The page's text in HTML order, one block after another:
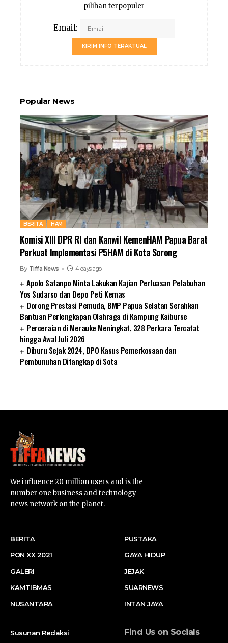
pilihan terpopuler
Email:
KIRIM INFO TERAKTUAL
Popular News
BERITA HAM
Komisi XIII DPR RI dan Kanwil KemenHAM Papua Barat
Perkuat Implementasi P5HAM di Kota Sorong
By Tiffa News 4 days ago
Apolo Safanpo Minta Lakukan Kajian Perluasan Pelabuhan
Yos Sudarso dan Depo Peti Kemas
Dorong Prestasi Pemuda, BMP Papua Selatan Serahkan
Bantuan Perlengkapan Olahraga di Kampung Kaiburse
Perceraian di Merauke Meningkat, 328 Perkara Tercatat
hingga Awal Juli 2026
Diburu Sejak 2024, DPO Kasus Pemerkosaan dan
Pembunuhan Ditangkap di Sota
We influence 20 million users and is the
number one business and technology
news network on the planet.
BERITA
PON XX 2021
GALERI
KAMTIBMAS
NUSANTARA
PUSTAKA
GAYA HIDUP
JEJAK
SUARNEWS
INTAN JAYA
Susunan Redaksi Find Us on Socials